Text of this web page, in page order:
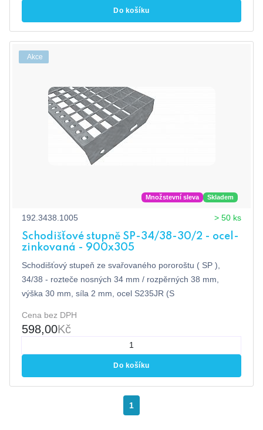
Do košíku
Akce
Množstevní sleva Skladem
192.3438.1005 > 50 ks
Schodišťové stupně SP-34/38-30/2 - ocel-
zinkovaná - 900x305
Schodišťový stupeň ze svařovaného pororoštu ( SP ),
34/38 - rozteče nosných 34 mm / rozpěrných 38 mm,
výška 30 mm, síla 2 mm, ocel S235JR (S
Cena bez DPH
598,00Kč
Do košíku
1